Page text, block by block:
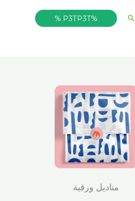
البحث %P3TP3T %
مناديل ورقية